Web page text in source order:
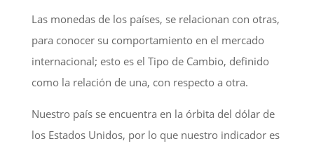
Las monedas de los países, se relacionan con otras,
para conocer su comportamiento en el mercado
internacional; esto es el Tipo de Cambio, definido
como la relación de una, con respecto a otra.
Nuestro país se encuentra en la órbita del dólar de
los Estados Unidos, por lo que nuestro indicador es